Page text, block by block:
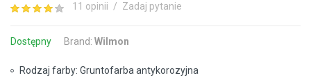
11 opinii / Zadaj pytanie
Dostępny Brand: Wilmon
Rodzaj farby: Gruntofarba antykorozyjna